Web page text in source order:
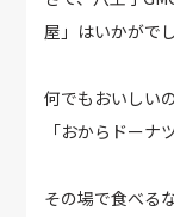
屋」はいかがで
何でもおいしい
「おからドーナ
その場で食べる